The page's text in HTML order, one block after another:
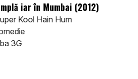
iar în Mumbai (2012)
Kool Hain Hum
3G